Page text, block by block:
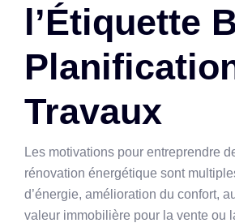
l’Étiquette
Travaux
Les motivations pour entreprendre
rénovation énergétique sont
d’énergie, amélioration du confort,
valeur immobilière pour la vente ou